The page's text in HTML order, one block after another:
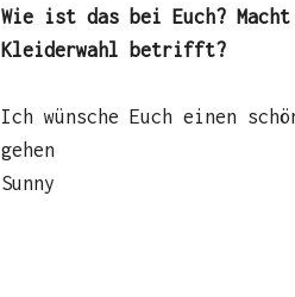
Wie ist das bei Euch?
Kleiderwahl betrifft?
Ich wünsche Euch einen
gehen
Sunny